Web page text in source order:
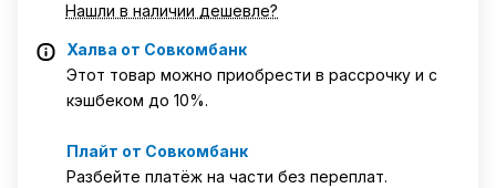
Нашли в наличии дешевле?
Халва от Совкомбанк
Этот товар можно приобрести в рассрочку и с
кэшбеком до 10%.
Плайт от Совкомбанк
Разбейте платёж на части без переплат.